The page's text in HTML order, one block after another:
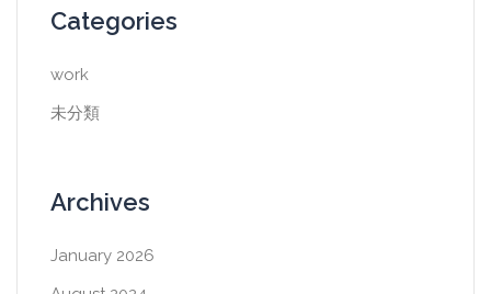
Categories
work
未分類
Archives
January 2026